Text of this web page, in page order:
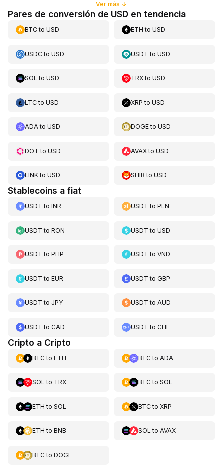
Ver más ↓
Pares de conversión de USD en tendencia
BTCto USD ETH toUSD
USDCto USD USDT toUSD
SOL to USD TRXtoUSD
LTCto USD XRP toUSD
ADAto USD DOGEtoUSD
DOT to USD AVAXtoUSD
LINKto USD SHIB toUSD
Stablecoins a fiat
USDT to INR USDT toPLN
USDT to RON USDT toUSD
USDT to PHP USDT toVND
USDT to EUR USDT toGBP
USDT to JPY USDT toAUD
USDT to CAD USDT toCHF
Cripto a Cripto
BTCto ETH BTCto ADA
SOL to TRX BTCto SOL
ETH to SOL BTCto XRP
ETH to BNB SOL to AVAX
BTCto DOGE